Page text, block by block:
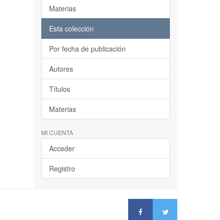
Materias
Esta colección
Por fecha de publicación
Autores
Títulos
Materias
MI CUENTA
Acceder
Registro